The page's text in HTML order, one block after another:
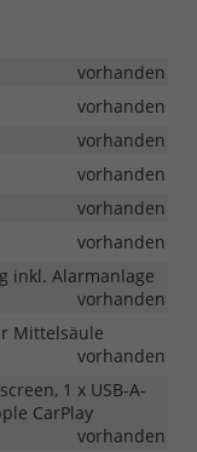
vorhanden
vorhanden
vorhanden
vorhanden
vorhanden
vorhanden
inkl. Alarmanlage
vorhanden
Mittelsäule
vorhanden
1 x USB-A-
CarPlay
vorhanden